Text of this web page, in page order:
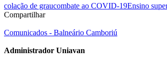
colação de graucombate ao COVID-19Ensino
Compartilhar
Comunicados - Balneário Camboriú
Administrador Uniavan